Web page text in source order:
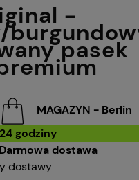
-
pasek
MAGAZYN - Berlin
24 godziny
Darmowa dostawa
dostawy